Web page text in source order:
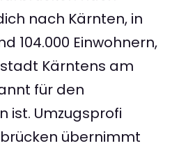
nach Kärnten, in
104.000 Einwohnern,
Kärntens am
für den
ist. Umzugsprofi
übernimmt